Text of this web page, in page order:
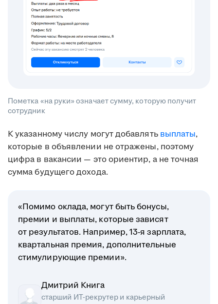
Пометка «на руки» означает сумму, которую получит
сотрудник
К указанному числу могут добавлять выплаты,
которые в объявлении не отражены, поэтому
цифра в вакансии — это ориентир, а не точная
сумма будущего дохода.
«Помимо оклада, могут быть бонусы,
премии и выплаты, которые зависят
от результатов. Например, 13-я зарплата,
квартальная премия, дополнительные
стимулирующие премии».
Дмитрий Книга
старший ИТ-рекрутер и карьерный